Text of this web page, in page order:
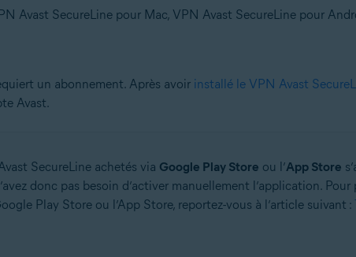
un abonnement. Après avoir installé le VPN Avast
Avast.
SecureLine achetés via Google Play Store ou l’App Store
donc pas besoin d’activer manuellement l’application.
Play Store ou l’App Store, reportez-vous à l’article suivant :